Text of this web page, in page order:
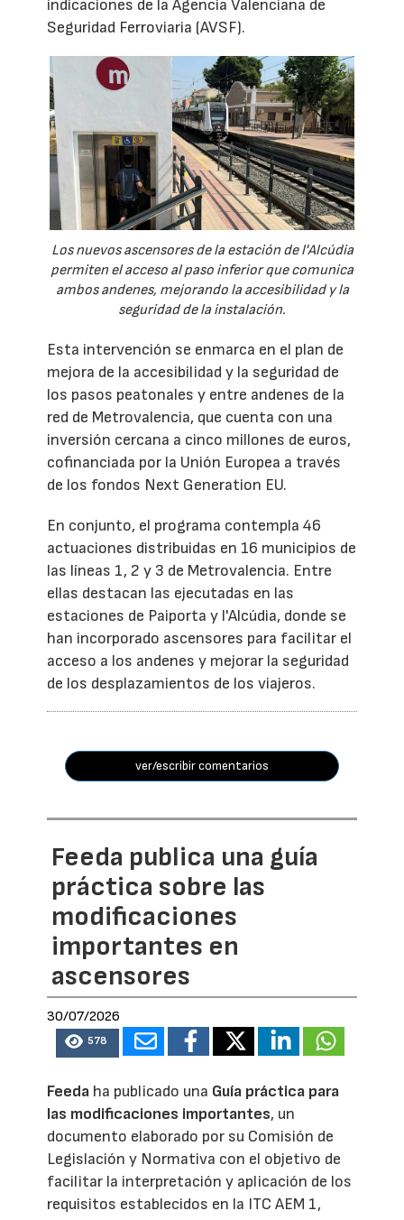
indicaciones de la Agencia Valenciana de
Seguridad Ferroviaria (AVSF).
Los nuevos ascensores de la estación de l'Alcúdia
permiten el acceso al paso inferior que comunica
ambos andenes, mejorando la accesibilidad y la
seguridad de la instalación.
Esta intervención se enmarca en el plan de
mejora de la accesibilidad y la seguridad de
los pasos peatonales y entre andenes de la
red de Metrovalencia, que cuenta con una
inversión cercana a cinco millones de euros,
cofinanciada por la Unión Europea a través
de los fondos Next Generation EU.
En conjunto, el programa contempla 46
actuaciones distribuidas en 16 municipios de
las líneas 1, 2 y 3 de Metrovalencia. Entre
ellas destacan las ejecutadas en las
estaciones de Paiporta y l'Alcúdia, donde se
han incorporado ascensores para facilitar el
acceso a los andenes y mejorar la seguridad
de los desplazamientos de los viajeros.
ver/escribir comentarios
Feeda publica una guía
práctica sobre las
modificaciones
importantes en
ascensores
30/07/2026
578
Feeda ha publicado una Guía práctica para
las modificaciones importantes, un
documento elaborado por su Comisión de
Legislación y Normativa con el objetivo de
facilitar la interpretación y aplicación de los
requisitos establecidos en la ITC AEM 1,